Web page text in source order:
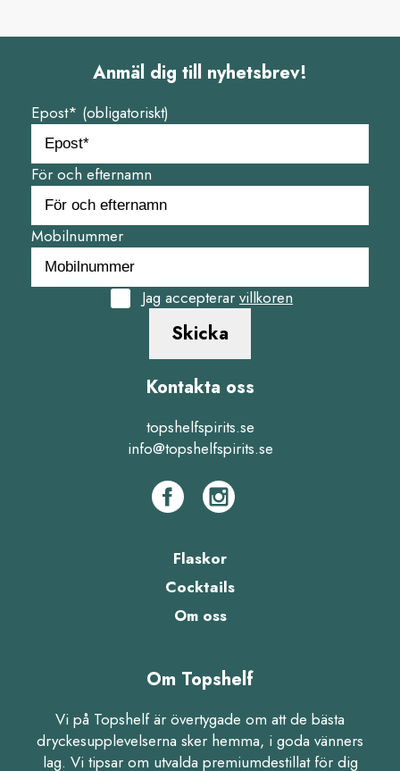
Anmäl dig till nyhetsbrev!
Epost* (obligatoriskt)
För och efternamn
Mobilnummer
Jag accepterar villkoren
Skicka
Kontakta oss
topshelfspirits.se
info@topshelfspirits.se
Flaskor
Cocktails
Om oss
Om Topshelf
Vi på Topshelf är övertygade om att de bästa
dryckesupplevelserna sker hemma, i goda vänners
lag. Vi tipsar om utvalda premiumdestillat för dig